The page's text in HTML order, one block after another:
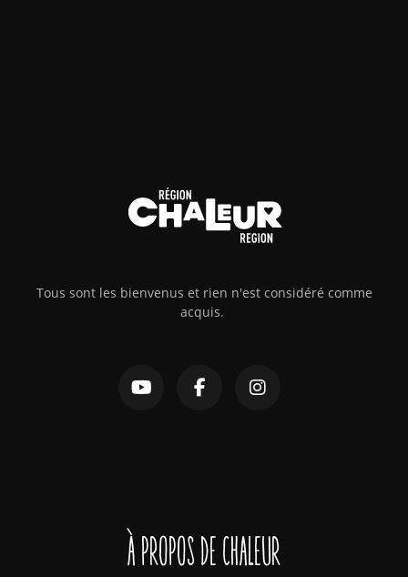
Tous sont les bienvenus et rien n'est considéré comme
acquis.
À propos de Chaleur